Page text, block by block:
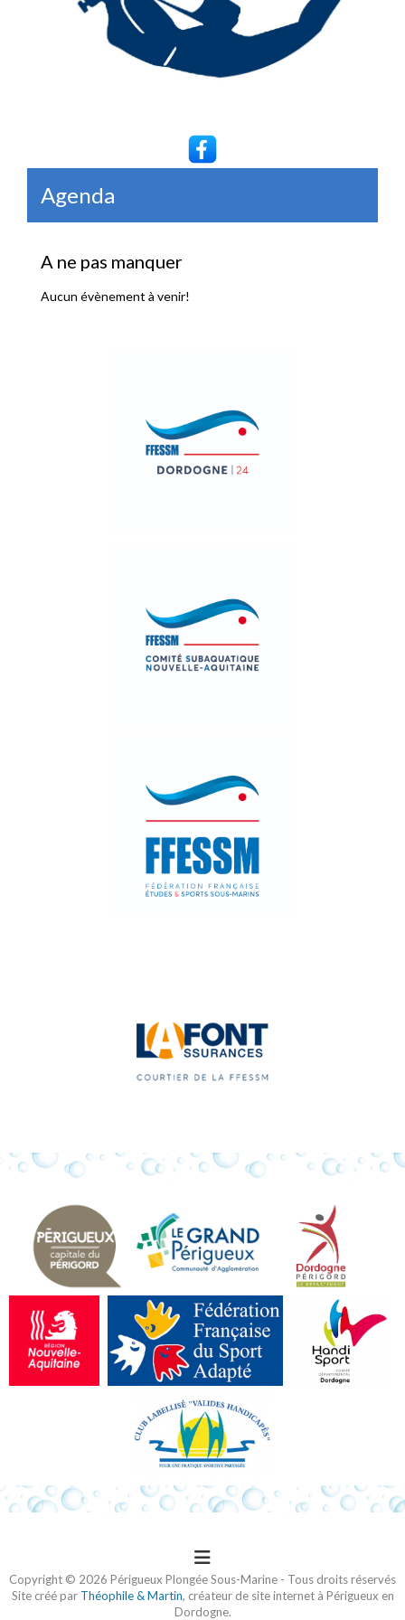
Agenda
A ne pas manquer
Aucun évènement à venir!
Copyright © 2026 Périgueux Plongée Sous-Marine - Tous droits réservés
Site créé par Théophile & Martin, créateur de site internet à Périgueux en
Dordogne.